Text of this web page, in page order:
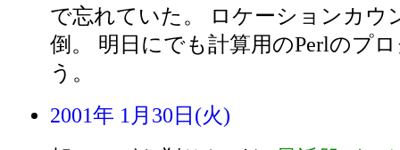
で忘れていた。 ロケーションカウ
倒。 明日にでも計算用のPerlのプ
う。
2001年 1月30日(火)